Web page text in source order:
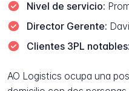
Nivel de servicio:
Director Gerente:
Clientes 3PL notables:
AO Logistics ocupa una